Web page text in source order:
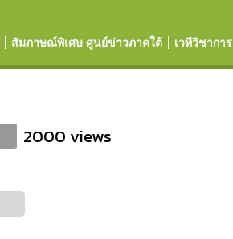
สัมภาษณ์พิเศษ ศูนย์ข่าวภาคใต้ เวทีวิชาการ
2000 views